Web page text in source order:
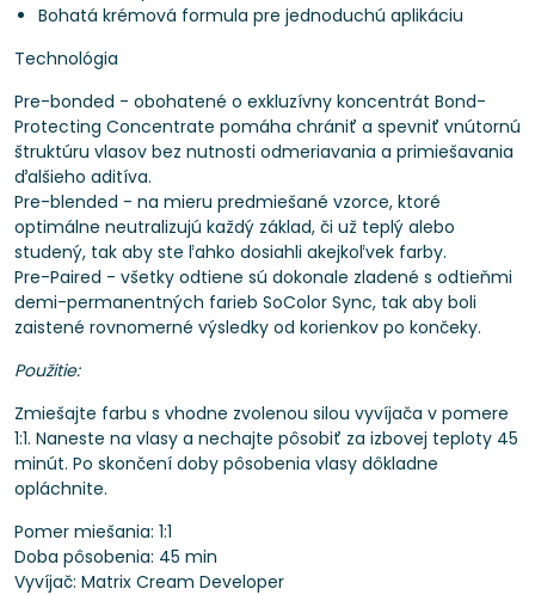
Bohatá krémová formula pre jednoduchú aplikáciu
Technológia
Pre-bonded - obohatené o exkluzívny koncentrát Bond-
Protecting Concentrate pomáha chrániť a spevniť vnútornú
štruktúru vlasov bez nutnosti odmeriavania a primiešavania
ďalšieho aditíva.
Pre-blended - na mieru predmiešané vzorce, ktoré
optimálne neutralizujú každý základ, či už teplý alebo
studený, tak aby ste ľahko dosiahli akejkoľvek farby.
Pre-Paired - všetky odtiene sú dokonale zladené s odtieňmi
demi-permanentných farieb SoColor Sync, tak aby boli
zaistené rovnomerné výsledky od korienkov po končeky.
Použitie:
Zmiešajte farbu s vhodne zvolenou silou vyvíjača v pomere
1:1. Naneste na vlasy a nechajte pôsobiť za izbovej teploty 45
minút. Po skončení doby pôsobenia vlasy dôkladne
opláchnite.
Pomer miešania: 1:1
Doba pôsobenia: 45 min
Vyvíjač: Matrix Cream Developer